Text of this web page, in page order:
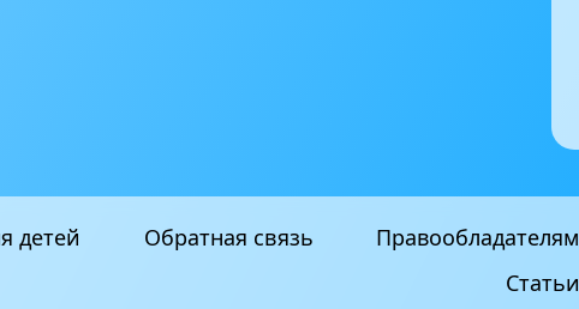
детей Обратная связь
Правообладателям
Статьи